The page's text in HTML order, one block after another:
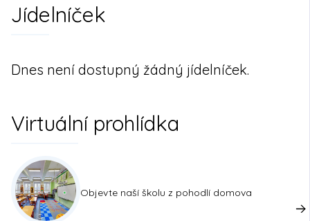
Jídelníček
Dnes není dostupný žádný jídelníček.
Virtuální prohlídka
Objevte naší školu z pohodlí domova